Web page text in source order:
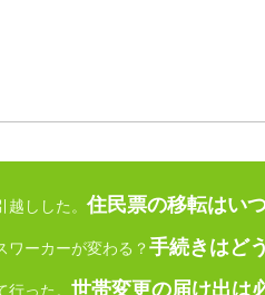
越しした。住民票の移転はい
ワーカーが変わる？手続きはど
った。 世帯変更の届け出は